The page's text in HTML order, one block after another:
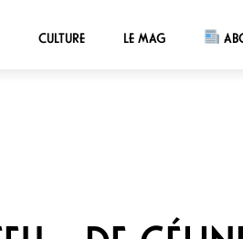
CULTURE LE MAG